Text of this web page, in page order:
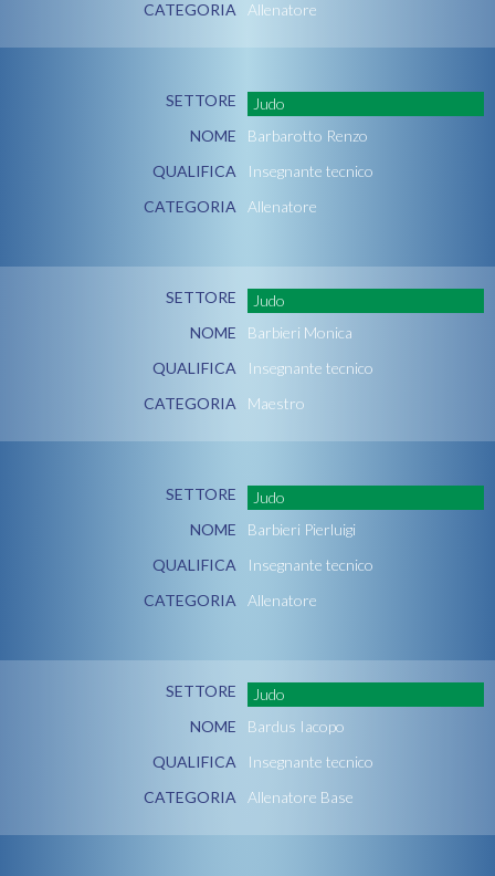
CATEGORIA Allenatore
SETTORE
Judo
NOME
Barbarotto Renzo
QUALIFICA
Insegnante tecnico
CATEGORIA
Allenatore
SETTORE
Judo
NOME
Barbieri Monica
QUALIFICA
Insegnante tecnico
CATEGORIA
Maestro
SETTORE
Judo
NOME
Barbieri Pierluigi
QUALIFICA
Insegnante tecnico
CATEGORIA
Allenatore
SETTORE
Judo
NOME
Bardus Iacopo
QUALIFICA
Insegnante tecnico
CATEGORIA
Allenatore Base